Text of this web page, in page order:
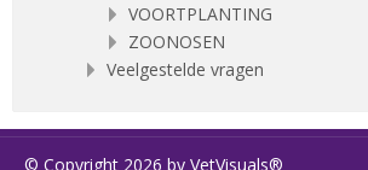
VOORTPLANTING
ZOONOSEN
Veelgestelde vragen
© Copyright 2026 by VetVisuals®